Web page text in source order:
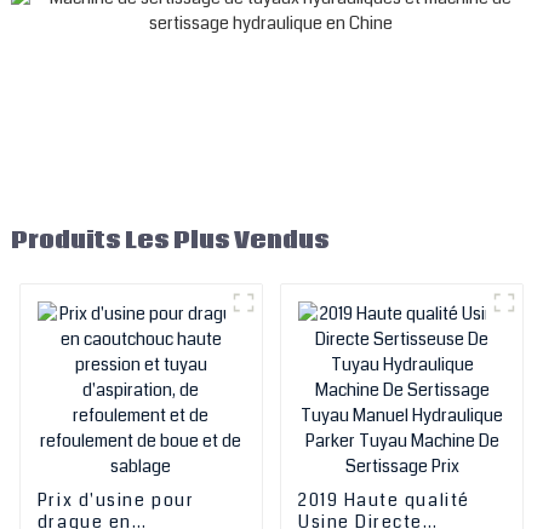
Produits Les Plus Vendus
Prix ​​d'usine pour
drague en
2019 Haute qualité
Usine Directe